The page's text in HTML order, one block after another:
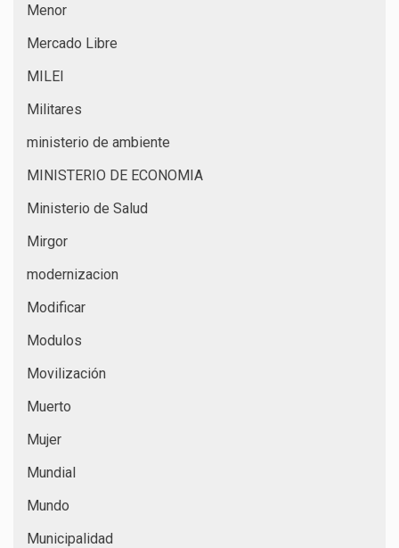
Menor
Mercado Libre
MILEI
Militares
ministerio de ambiente
MINISTERIO DE ECONOMIA
Ministerio de Salud
Mirgor
modernizacion
Modificar
Modulos
Movilización
Muerto
Mujer
Mundial
Mundo
Municipalidad